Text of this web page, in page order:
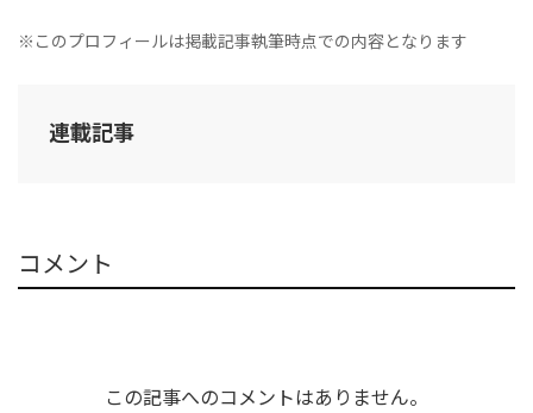
※このプロフィールは掲載記事執筆時点での内容となります
連載記事
コメント
この記事へのコメントはありません。